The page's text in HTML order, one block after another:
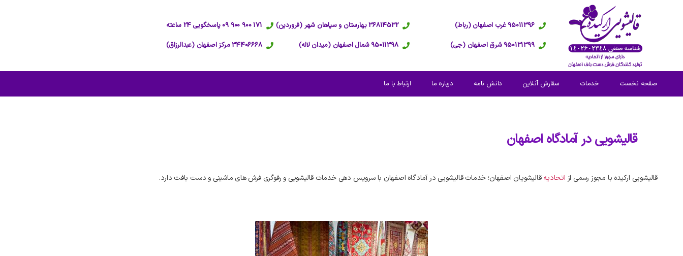
95011396 غرب اصفهان (رباط)
950131399 شرق اصفهان (جی)
36814532 بهارستان و سپاهان شهر (فروردین)
95011398 شمال اصفهان (میدان لاله)
171 900 900 09 پاسخگویی 24 ساعته
34406668 مرکز اصفهان (عبدالرزاق)
صفحه نخست خدمات سفارش آنلاین دانش نامه درباره ما ارتباط با ما
قالیشویی درآمادگاه اصفهان
قالیشویی ارکیده با مجوز رسمی از اتحادیهقالیشویان اصفهان؛ خدمات قالیشویی در آمادگاه اصفهان با سرویس دهی خدمات قالیشویی و رفوگری فرش های ماشینی و دست بافت دارد.